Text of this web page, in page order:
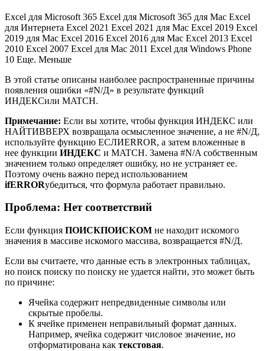
Excel для Microsoft 365 Excel для Microsoft 365 для Mac Excel
для Интернета Excel 2021 Excel 2021 для Mac Excel 2019 Excel
2019 для Mac Excel 2016 Excel 2016 для Mac Excel 2013 Excel
2010 Excel 2007 Excel для Mac 2011 Excel для Windows Phone
10 Еще. Меньше
В этой статье описаны наиболее распространенные причины
появления ошибки «#N/Д» в результате функций
ИНДЕКСили MATCH.
Примечание: Если вы хотите, чтобы функция ИНДЕКС или
НАЙТИВВЕРХ возвращала осмысленное значение, а не #N/Д,
используйте функцию ЕСЛИERROR, а затем вложенные в
нее функции ИНДЕКС и MATCH. Замена #N/A собственным
значением только определяет ошибку, но не устраняет ее.
Поэтому очень важно перед использованием
ifERRORубедиться, что формула работает правильно.
Проблема: Нет соответствий
Если функция ПОИСКПОИСКОМ не находит искомого
значения в массиве искомого массива, возвращается #N/Д.
Если вы считаете, что данные есть в электронных таблицах,
но поиск поиску по поиску не удается найти, это может быть
по причине:
Ячейка содержит непредвиденные символы или
скрытые пробелы.
К ячейке применен неправильный формат данных.
Например, ячейка содержит числовое значение, но
отформатирована как текстовая.